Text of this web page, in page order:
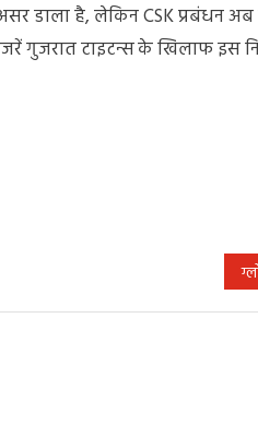
डाला है, लेकिन CSK प्रबंधन
गुजरात टाइटन्स के खिलाफ इस